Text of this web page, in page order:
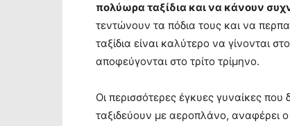
πολύωρα ταξίδια και να κάνουν
τεντώνουν τα πόδια τους και να
ταξίδια είναι καλύτερο να γίνονται
αποφεύγονται στο τρίτο τρίμηνο.
Οι περισσότερες έγκυες γυναίκες
ταξιδεύουν με αεροπλάνο, αναφέρει ο